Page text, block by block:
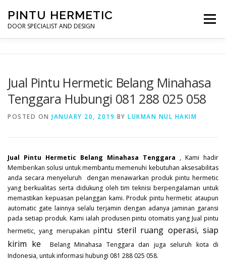
content
PINTU HERMETIC
DOOR SPECIALIST AND DESIGN
Menu
PROFILE KONTAK
Jual Pintu Hermetic Belang Minahasa
Tenggara Hubungi 081 288 025 058
POSTED ON JANUARY 20, 2019 BY LUKMAN NUL HAKIM
Jual Pintu Hermetic Belang Minahasa Tenggara , Kami hadir
Memberikan solusi untuk membantu memenuhi kebutuhan aksesabilitas
anda secara menyeluruh dengan menawarkan produk pintu hermetic
yang berkualitas serta didukung oleh tim teknisi berpengalaman untuk
memastikan kepuasan pelanggan kami. Produk pintu hermetic ataupun
automatic gate lainnya selalu terjamin dengan adanya jaminan garansi
pada setiap produk. Kami ialah produsen pintu otomatis yang Jual pintu
hermetic, yang merupakan pintu steril ruang operasi, siap
kirim ke
Belang Minahasa Tenggara dan juga seluruh kota di
Indonesia, untuk informasi hubungi 081 288 025 058.